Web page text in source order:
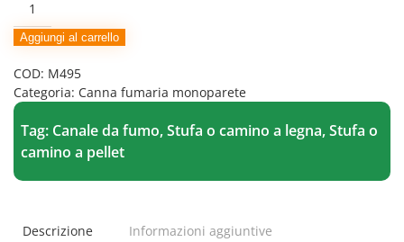
prelievo
fumi
canna
fumaria
in
acciaio
inox
monoparete
Aggiungi al carrello
COD: M495
Categoria: Canna fumaria monoparete
Tag: Canale da fumo,Stufa o camino a legna,Stufa o
camino a pellet
Descrizione
Informazioni aggiuntive